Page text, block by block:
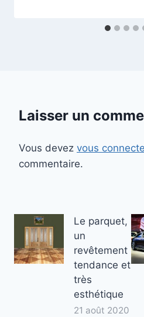
Laisser un
Vous devez vous
commentaire.
Le parquet,
un
revêtement
tendance et
très
esthétique
21 août 2020